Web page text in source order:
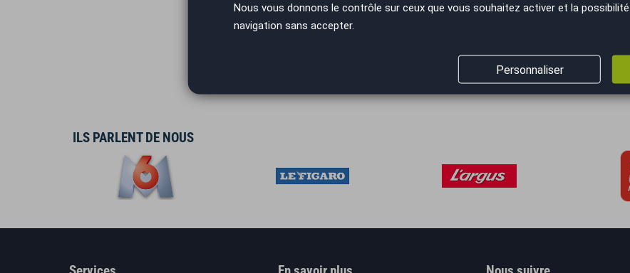
Résultats 1 - 6 sur 6.
ILS PARLENT DE NOUS
Nous vous donnons le contrôle sur ceux que vous souhaitez activer et la
navigation sans accepter.
Personnaliser